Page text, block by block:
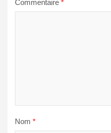
Commentaire *
Nom *